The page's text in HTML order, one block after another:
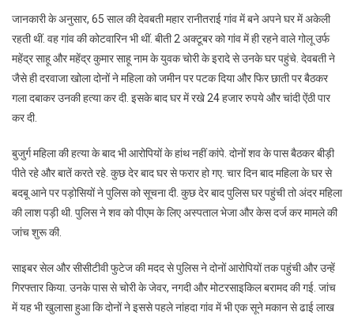
लिए
हत्‍या
:
छाती
महिला
का
फिर
पीते
2
आरोपी
गिरफ्तार
जानकारी के अनुसार, 65 साल की देवबती महार रानीतराई गांव में बने अपने घर में अकेली
रहती थीं. वह गांव की कोटवारिन भी थीं. बीती 2 अक्टूबर को गांव में ही रहने वाले गोलू उर्फ
महेंद्र साहू और महेंद्र कुमार साहू नाम के युवक चोरी के इरादे से उनके घर पहुंचे. देवबती ने
जैसे ही दरवाजा खोला दोनों ने महिला को जमीन पर पटक दिया और फिर छाती पर बैठकर
गला दबाकर उनकी हत्‍या कर दी. इसके बाद घर में रखे 24 हजार रुपये और चांदी ऐंठी पार
कर दी.
बुजुर्ग महिला की हत्‍या के बाद भी आरोप‍ियों के हांथ नहीं कांपे. दोनों शव के पास बैठकर बीड़ी
पीते रहे और बातें करते रहे. कुछ देर बाद घर से फरार हो गए. चार द‍िन बाद महिला के घर से
बदबू आने पर पड़ोसियों ने पुलिस को सूचना दी. कुछ देर बाद पुल‍िस घर पहुंची तो अंदर महिला
की लाश पड़ी थी. पुलिस ने शव को पीएम के लिए अस्‍पताल भेजा और केस दर्ज कर मामले की
जांच शुरू की.
साइबर सेल और सीसीटीवी फुटेज की मदद से पुलिस ने दोनों आरोपियों तक पहुंची और उन्‍हें
गिरफ्तार किया. उनके पास से चोरी के जेवर, नगदी और मोटरसाइकिल बरामद की गई. जांच
में यह भी खुलासा हुआ कि दोनों ने इससे पहले नांहदा गांव में भी एक सूने मकान से ढाई लाख